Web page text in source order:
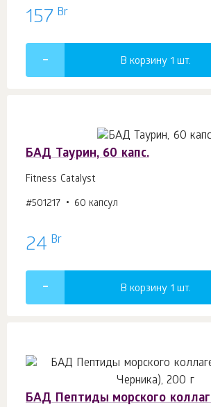
157 Br
В корзину 1 шт.
БАД Таурин, 60 капс.
Fitness Catalyst
#501217 60 капсул
24 Br
В корзину 1 шт.
БАД Пептиды морского